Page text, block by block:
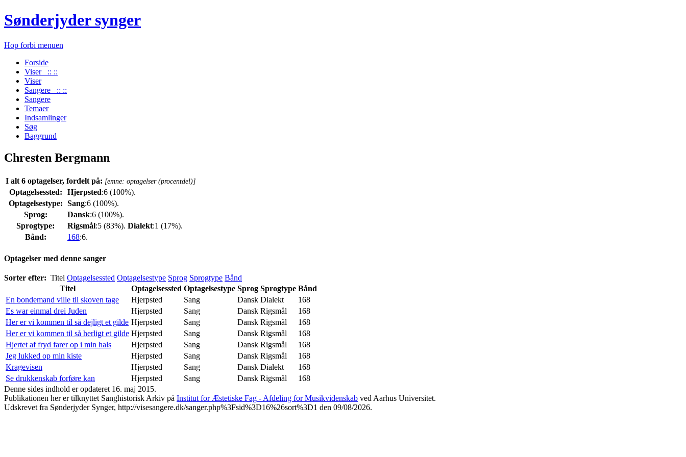
Sønderjyder synger
Hop forbi menuen
Forside
Viser :: ::
Viser
Sangere :: ::
Sangere
Temaer
Indsamlinger
Søg
Baggrund
Chresten Bergmann
I alt 6 optagelser, fordelt på: [emne: optagelser (procentdel)]
Optagelsessted: Hjerpsted:6 (100%).
Optagelsestype: Sang:6 (100%).
Sprog:
Dansk:6 (100%).
Sprogtype:
Rigsmål:5 (83%). Dialekt:1 (17%).
Bånd:
168:6.
Optagelser med denne sanger
Sorter efter: Titel Optagelsessted Optagelsestype Sprog Sprogtype Bånd
Titel
Optagelsessted Optagelsestype Sprog Sprogtype Bånd
En bondemand ville til skoven tage
Hjerpsted Sang Dansk Dialekt
168
Es war einmal drei Juden
Hjerpsted Sang Dansk Rigsmål
168
Her er vi kommen til så dejligt et gilde Hjerpsted Sang Dansk Rigsmål
168
Her er vi kommen til så herligt et gilde Hjerpsted Sang Dansk Rigsmål
168
Hjertet af fryd farer op i min hals
Hjerpsted Sang Dansk Rigsmål
168
Jeg lukked op min kiste
Hjerpsted Sang Dansk Rigsmål
168
Kragevisen
Hjerpsted Sang Dansk Dialekt
168
Se drukkenskab forføre kan
Hjerpsted Sang Dansk Rigsmål
168
Denne sides indhold er opdateret 16. maj 2015.
Publikationen her er tilknyttet Sanghistorisk Arkiv på Institut for Æstetiske Fag - Afdeling for Musikvidenskab ved Aarhus Universitet.
Udskrevet fra Sønderjyder Synger, http://visesangere.dk/sanger.php%3Fsid%3D16%26sort%3D1 den 09/08/2026.